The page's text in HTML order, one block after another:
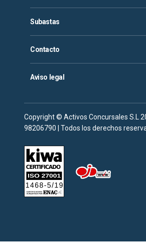
Subastas
Contacto
Aviso legal
Copyright © Activos Concursales S.L
98206790 | Todos los derechos